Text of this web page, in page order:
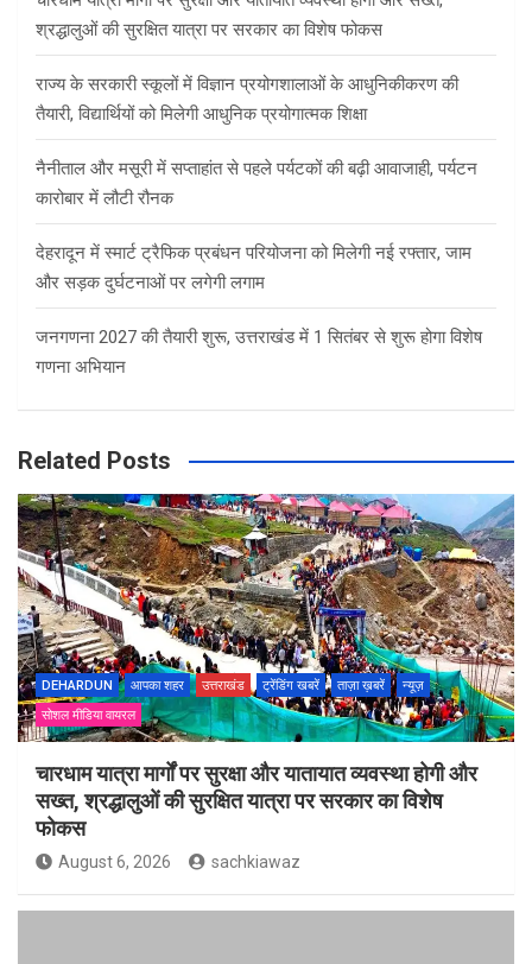
श्रद्धालुओं की सुरक्षित यात्रा पर सरकार का विशेष फोकस
राज्य के सरकारी स्कूलों में विज्ञान प्रयोगशालाओं के आधुनिकीकरण की
तैयारी, विद्यार्थियों को मिलेगी आधुनिक प्रयोगात्मक शिक्षा
नैनीताल और मसूरी में सप्ताहांत से पहले पर्यटकों की बढ़ी आवाजाही, पर्यटन
कारोबार में लौटी रौनक
देहरादून में स्मार्ट ट्रैफिक प्रबंधन परियोजना को मिलेगी नई रफ्तार, जाम
और सड़क दुर्घटनाओं पर लगेगी लगाम
जनगणना 2027 की तैयारी शुरू, उत्तराखंड में 1 सितंबर से शुरू होगा विशेष
गणना अभियान
Related Posts
DEHARDUN आपका शहर उत्तराखंड ट्रेंडिंग खबरें ताज़ा ख़बरें
न्यूज़
सोशल मीडिया वायरल
चारधाम यात्रा मार्गों पर सुरक्षा और यातायात व्यवस्था होगी और
सख्त, श्रद्धालुओं की सुरक्षित यात्रा पर सरकार का विशेष
फोकस
August 6, 2026 sachkiawaz